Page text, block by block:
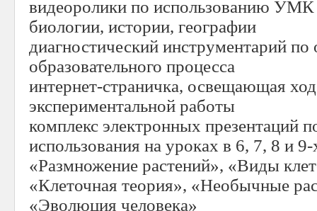
видеоролики по использованию
биологии, истории, географии
диагностический инструментарий
образовательного процесса
интернет-страничка, освещающая
экспериментальной работы
комплекс электронных презентаций
использования на уроках в 6, 7, 8 и
«Размножение растений», «Виды
«Клеточная теория», «Необычные
«Эволюция человека»